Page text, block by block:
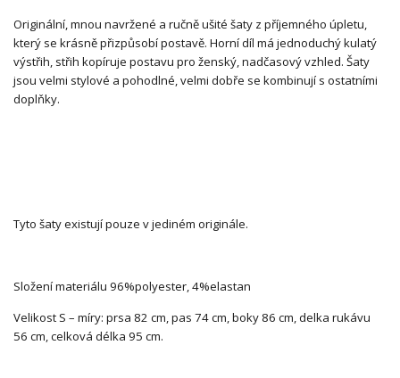
Originální, mnou navržené a ručně ušité šaty z příjemného úpletu,
který se krásně přizpůsobí postavě. Horní díl má jednoduchý kulatý
výstřih, střih kopíruje postavu pro ženský, nadčasový vzhled. Šaty
jsou velmi stylové a pohodlné, velmi dobře se kombinují s ostatními
doplňky.
Tyto šaty existují pouze v jediném originále.
Složení materiálu 96%polyester, 4%elastan
Velikost S – míry: prsa 82 cm, pas 74 cm, boky 86 cm, delka rukávu
56 cm, celková délka 95 cm.